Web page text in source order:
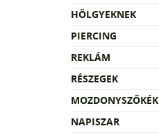
HÖLGYEKNEK
PIERCING
REKLÁM
RÉSZEGEK
MOZDONYSZŐKÉK
NAPISZAR